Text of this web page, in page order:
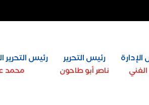
رئيس التحرير
ناصر أبو طاحون
رئيس التحرير
محمد